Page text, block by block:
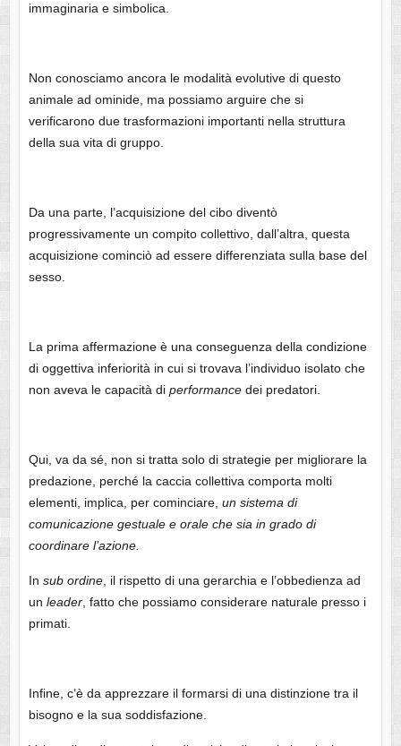
immaginaria e simbolica.
Non conosciamo ancora le modalità evolutive di questo
animale ad ominide, ma possiamo arguire che si
verificarono due trasformazioni importanti nella struttura
della sua vita di gruppo.
Da una parte, l’acquisizione del cibo diventò
progressivamente un compito collettivo, dall’altra, questa
acquisizione cominciò ad essere differenziata sulla base del
sesso.
La prima affermazione è una conseguenza della condizione
di oggettiva inferiorità in cui si trovava l’individuo isolato che
non aveva le capacità di performancedei predatori.
Qui, va da sé, non si tratta solo di strategie per migliorare la
predazione, perché la caccia collettiva comporta molti
elementi, implica, per cominciare, un sistema di
comunicazione gestuale e orale che sia in grado di
coordinare l’azione.
In sub ordine, il rispetto di una gerarchia e l’obbedienza ad
un leader, fatto che possiamo considerare naturale presso i
primati.
Infine, c’è da apprezzare il formarsi di una distinzione tra il
bisogno e la sua soddisfazione.